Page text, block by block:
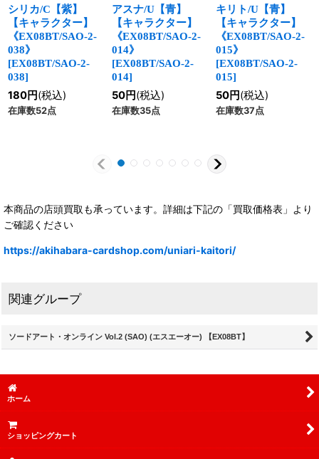
シリカ/C【紫】
【キャラクター】
《EX08BT/SAO-2-
038》
[EX08BT/SAO-2-
038]
180円(税込)
在庫数52点
アスナ/U【青】
【キャラクター】
《EX08BT/SAO-2-
014》
[EX08BT/SAO-2-
014]
50円(税込)
在庫数35点
キリト/U【青】
【キャラクター】
《EX08BT/SAO-2-
015》
[EX08BT/SAO-2-
015]
50円(税込)
在庫数37点
本商品の店頭買取も承っています。詳細は下記の「買取価格表」より
ご確認ください
https://akihabara-cardshop.com/uniari-kaitori/
関連グループ
ソードアート・オンライン Vol.2 (SAO) (エスエーオー) 【EX08BT】
ホーム
ショッピングカート